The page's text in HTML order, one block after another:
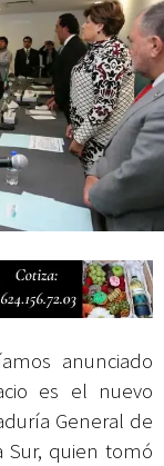
anunciado
es el nuevo
General de
Sur, quien tomó